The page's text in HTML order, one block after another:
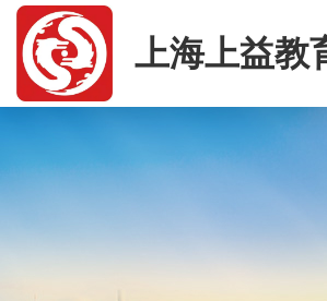
上海上益教
司